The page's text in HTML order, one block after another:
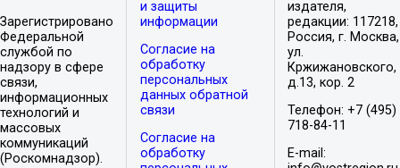
Зарегистрировано
Федеральной
службой по
надзору в сфере
связи,
информационных
технологий и
массовых
коммуникаций
(Роскомнадзор).
и защиты
информации
Согласие на
обработку
персональных
данных обратной
связи
Согласие на
обработку
издателя,
редакции: 117218,
Россия, г. Москва,
ул.
Кржижановского,
д.13, кор. 2
Телефон: +7 (495)
718-84-11
E-mail: